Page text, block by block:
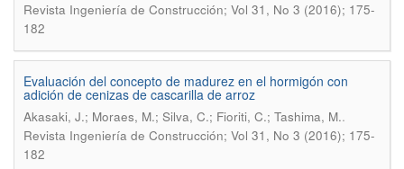
Revista Ingeniería de Construcción; Vol 31, No 3 (2016); 175-
182
Evaluación del concepto de madurez en el hormigón con
adición de cenizas de cascarilla de arroz
Akasaki, J.; Moraes, M.; Silva, C.; Fioriti, C.; Tashima, M..
Revista Ingeniería de Construcción; Vol 31, No 3 (2016); 175-
182